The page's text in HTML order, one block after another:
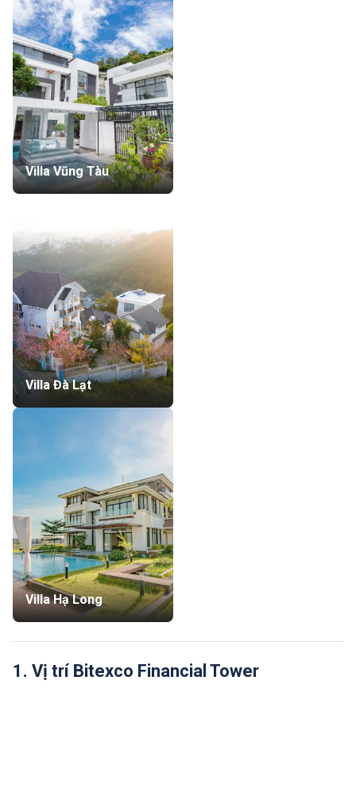
Villa Vũng Tàu
Villa Đà Lạt
Villa Hạ Long
1. Vị trí Bitexco Financial Tower